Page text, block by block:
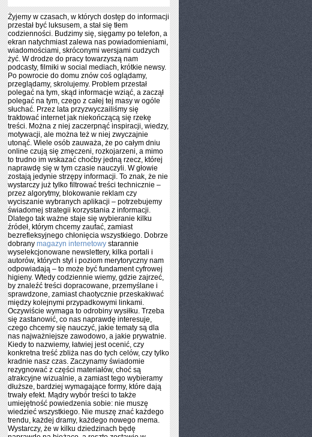
Żyjemy w czasach, w których dostęp do informacji
przestał być luksusem, a stał się tłem
codzienności. Budzimy się, sięgamy po telefon, a
ekran natychmiast zalewa nas powiadomieniami,
wiadomościami, skróconymi wersjami cudzych
żyć. W drodze do pracy towarzyszą nam
podcasty, filmiki w social mediach, krótkie newsy.
Po powrocie do domu znów coś oglądamy,
przeglądamy, skrolujemy. Problem przestał
polegać na tym, skąd informacje wziąć, a zaczął
polegać na tym, czego z całej tej masy w ogóle
słuchać. Przez lata przyzwyczailiśmy się
traktować internet jak niekończącą się rzekę
treści. Można z niej zaczerpnąć inspiracji, wiedzy,
motywacji, ale można też w niej zwyczajnie
utonąć. Wiele osób zauważa, że po całym dniu
online czują się zmęczeni, rozkojarzeni, a mimo
to trudno im wskazać choćby jedną rzecz, której
naprawdę się w tym czasie nauczyli. W głowie
zostają jedynie strzępy informacji. To znak, że nie
wystarczy już tylko filtrować treści technicznie –
przez algorytmy, blokowanie reklam czy
wyciszanie wybranych aplikacji – potrzebujemy
świadomej strategii korzystania z informacji.
Dlatego tak ważne staje się wybieranie kilku
źródeł, którym chcemy zaufać, zamiast
bezrefleksyjnego chłonięcia wszystkiego. Dobrze
dobrany magazyn internetowy starannie
wyselekcjonowane newslettery, kilka portali i
autorów, których styl i poziom merytoryczny nam
odpowiadają – to może być fundament cyfrowej
higieny. Wtedy codziennie wiemy, gdzie zajrzeć,
by znaleźć treści dopracowane, przemyślane i
sprawdzone, zamiast chaotycznie przeskakiwać
między kolejnymi przypadkowymi linkami.
Oczywiście wymaga to odrobiny wysiłku. Trzeba
się zastanowić, co nas naprawdę interesuje,
czego chcemy się nauczyć, jakie tematy są dla
nas najważniejsze zawodowo, a jakie prywatnie.
Kiedy to nazwiemy, łatwiej jest ocenić, czy
konkretna treść zbliża nas do tych celów, czy tylko
kradnie nasz czas. Zaczynamy świadomie
rezygnować z części materiałów, choć są
atrakcyjne wizualnie, a zamiast tego wybieramy
dłuższe, bardziej wymagające formy, które dają
trwały efekt. Mądry wybór treści to także
umiejętność powiedzenia sobie: nie muszę
wiedzieć wszystkiego. Nie muszę znać każdego
trendu, każdej dramy, każdego nowego mema.
Wystarczy, że w kilku dziedzinach będę